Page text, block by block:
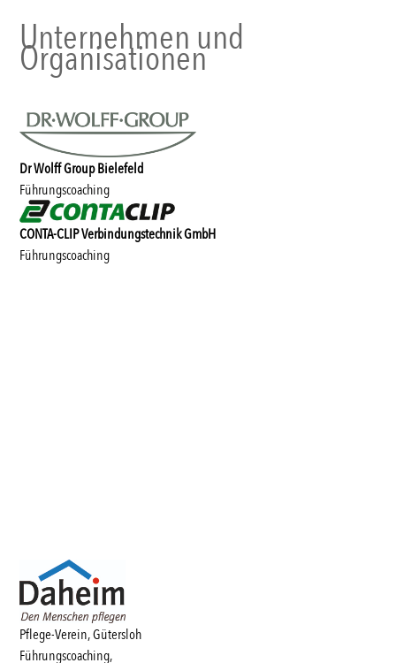
Unternehmen und
Organisationen
Dr Wolff Group Bielefeld
Führungscoaching
CONTA-CLIP Verbindungstechnik GmbH
Führungscoaching
Pflege-Verein, Gütersloh
Führungscoaching,